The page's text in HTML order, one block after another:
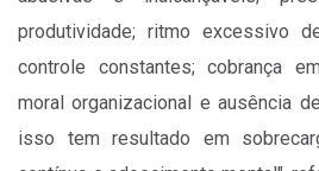
produtividade; ritmo excessivo
controle constantes; cobrança
moral organizacional e ausência
isso tem resultado em